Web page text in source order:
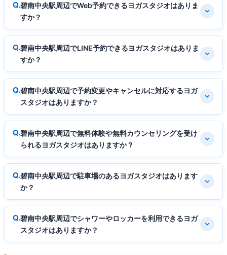
碧南中央駅周辺でWeb予約できるヨガスタジオはありま
すか？
碧南中央駅周辺でLINE予約できるヨガスタジオはありま
すか？
碧南中央駅周辺で予約変更やキャンセルに対応するヨガ
スタジオはありますか？
碧南中央駅周辺で無料体験や無料カウンセリングを受け
られるヨガスタジオはありますか？
碧南中央駅周辺で駐車場のあるヨガスタジオはあります
か？
碧南中央駅周辺でシャワーやロッカーを利用できるヨガ
スタジオはありますか？